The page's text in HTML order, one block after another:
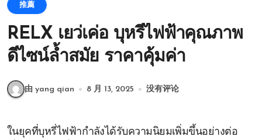
推薦
RELX เยว่เค่อ บุหรี่ไฟฟ้าคุณภาพ
ดีไซน์ล้ำสมัย ราคาคุ้มค่า
由 yang qian 8 月 13, 2025 没有评论
ในยุคที่บุหรี่ไฟฟ้ากำลังได้รับความนิยมเพิ่มขึ้นอย่างต่อ